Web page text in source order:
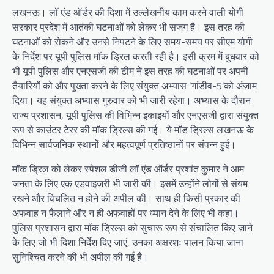
लखनऊ। लॉ एंड ऑर्डर की दिशा में उल्लेखनीय काम करने वाली योगी
सरकार प्रदेश में आतंकी घटनाओं को लेकर भी सजग है। इस तरह की
घटनाओं को रोकने और उनसे निपटने के लिए समय-समय पर सीएम योगी
के निर्देश पर यूपी पुलिस मॉक ड्रिल करती रही है। इसी क्रम में बुधवार को
भी यूपी पुलिस और एनएसजी की टीम ने इस तरह की घटनाओं पर अपनी
तैयारियों को और पुख्ता करने के लिए संयुक्त अभ्यास ‘गांडीव-5’को अंजाम
दिया। यह संयुक्त अभ्यास गुरुवार को भी जारी रहेगा। अभ्यास के दौरान
राज्य प्रशासन, यूपी पुलिस की विभिन्न इकाइयों और एनएसजी द्वारा संयुक्त
रूप से काउंटर टेरर की मॉक ड्रिल्स की गई। ये मॉड ड्रिल्स लखनऊ के
विभिन्न सार्वजनिक स्थानों और महत्वपूर्ण प्रतिष्ठानों पर संपन्न हुई।
मॉक ड्रिल को लेकर स्पेशल डीजी लॉ एंड ऑर्डर प्रशांत कुमार ने आम
जनता के लिए एक एडवाइजरी भी जारी की। इसमें उन्होंने लोगों से संयम
रखने और विचलित न होने की अपील की। साथ ही किसी प्रकार की
अफवाह न फैलाने और न ही अफवाहों पर ध्यान देने के लिए भी कहा।
पुलिस प्रशासन द्वारा मॉक ड्रिल्स को सुचारू रूप से संचालित किए जाने
के लिए जो भी दिशा निर्देश दिए जाएं, उनका अक्षरशः पालन किया जाना
सुनिश्चित करने की भी अपील की गई है।